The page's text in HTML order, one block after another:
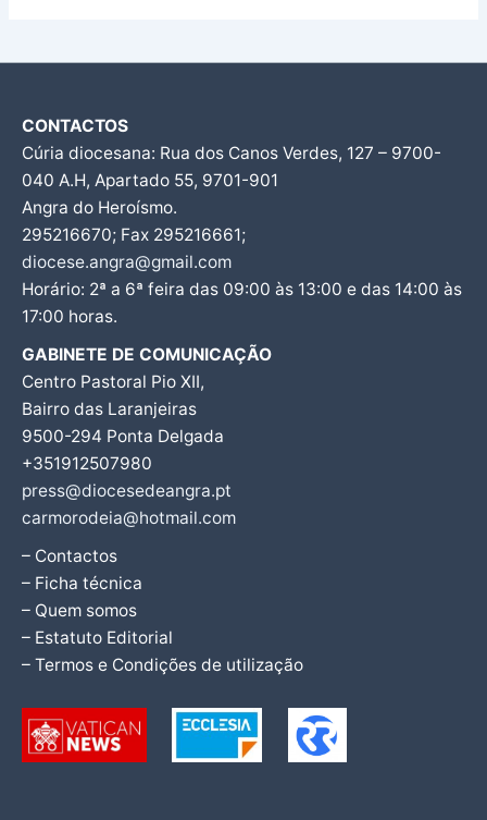
CONTACTOS
Cúria diocesana: Rua dos Canos Verdes, 127 – 9700-
040 A.H, Apartado 55, 9701-901
Angra do Heroísmo.
295216670; Fax 295216661;
diocese.angra@gmail.com
Horário: 2ª a 6ª feira das 09:00 às 13:00 e das 14:00 às
17:00 horas.
GABINETE DE COMUNICAÇÃO
Centro Pastoral Pio XII,
Bairro das Laranjeiras
9500-294 Ponta Delgada
+351912507980
press@diocesedeangra.pt
carmorodeia@hotmail.com
– Contactos
– Ficha técnica
– Quem somos
– Estatuto Editorial
– Termos e Condições de utilização